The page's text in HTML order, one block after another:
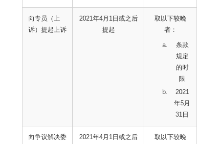
向专员（上
诉）提起上诉
2021年4月1日或之后
提起
取以下较晚
者：
条款
规定
的时
限
2021
年5月
31日
向争议解决委
2021年4月1日或之后
取以下较晚